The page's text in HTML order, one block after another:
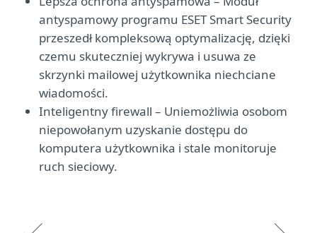
antyspamowy programu ESET Smart Security
przeszedł kompleksową optymalizację, dzięki
czemu skuteczniej wykrywa i usuwa ze
skrzynki mailowej użytkownika niechciane
wiadomości.
Inteligentny firewall – Uniemożliwia osobom
niepowołanym uzyskanie dostępu do
komputera użytkownika i stale monitoruje
ruch sieciowy.